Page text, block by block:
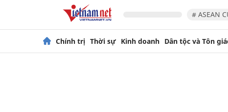
# ASEAN
Chính trị Thời sự Kinh doanh Dân tộc và Tôn